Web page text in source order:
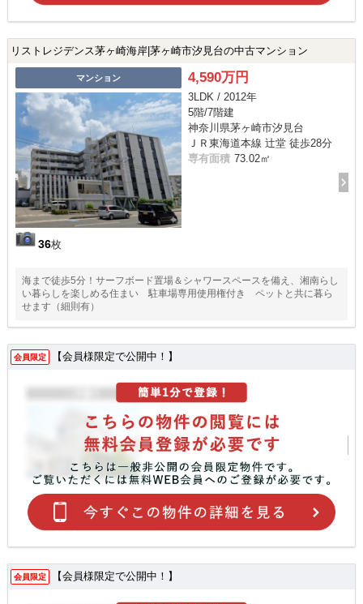
リストレジデンス茅ヶ崎海岸|茅ヶ崎市汐見台の中古マンション
マンション
36枚
4,590万円
3LDK / 2012年
5階/7階建
神奈川県茅ヶ崎市汐見台
ＪＲ東海道本線 辻堂 徒歩28分
専有面積 73.02㎡
海まで徒歩5分！サーフボード置場＆シャワースペースを備え、湘南らし
い暮らしを楽しめる住まい 駐車場専用使用権付き ペットと共に暮ら
せます（細則有）
会員限定 【会員様限定で公開中！】
会員限定 【会員様限定で公開中！】